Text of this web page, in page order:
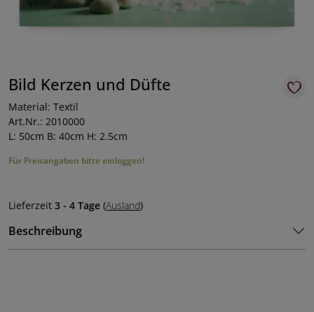
Bild Kerzen und Düfte
Material: Textil
Art.Nr.: 2010000
L: 50cm B: 40cm H: 2.5cm
Für Preisangaben bitte einloggen!
Lieferzeit 3 - 4 Tage (Ausland)
Beschreibung